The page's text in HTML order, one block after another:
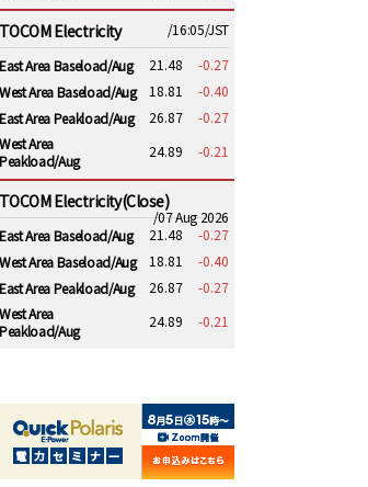
TOCOM Electricity
/16:05/JST
East Area Baseload/Aug
21.48
-0.27
West Area Baseload/Aug
18.81
-0.40
East Area Peakload/Aug
26.87
-0.27
West Area
Peakload/Aug
24.89 -0.21
TOCOM Electricity(Close)
/07 Aug 2026
East Area Baseload/Aug
21.48
-0.27
West Area Baseload/Aug
18.81
-0.40
East Area Peakload/Aug
26.87
-0.27
West Area
Peakload/Aug
24.89 -0.21